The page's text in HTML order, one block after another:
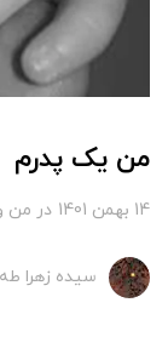
من یک پدرم
14 بهمن 1401 در من
سیده زهرا